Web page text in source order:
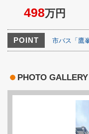
498万円
POINT 市バス「鷹
PHOTO GALLERY